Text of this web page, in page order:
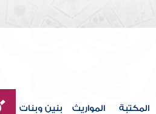
المكتبة المواريث بنين وبنات